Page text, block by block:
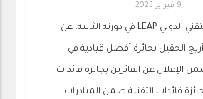
9 فبراير 2023
أعلن المؤتمر التقني الدولي LEAP في دورته الثانيه، عن
أريج الحقيل بجائزة أفضل قيادية في
الإعلان عن الفائزين بجائزة قائدات
جائزة قائدات التقنية ضمن المبادرات